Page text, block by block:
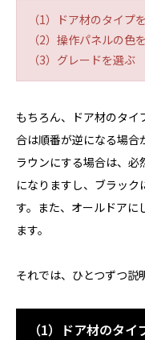
（1）ドア材のタイプ
（2）操作パネルの色
（3）グレードを選ぶ
もちろん、ドア材のタ
合は順番が逆になる場合
ラウンにする場合は、必
になりますし、ブラッ
す。また、オールドアに
ます。
それでは、ひとつずつ説
（1）ドア材のタイ